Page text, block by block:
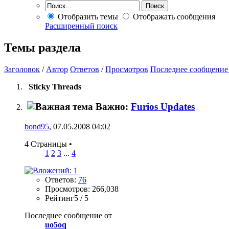
Отобразить темы
Отображать сообщения
Расширенный поиск
Темы раздела
Заголовок / Автор Ответов /Просмотров Последнее сообщение
Sticky Threads
Важно: Furios Updates
bond95, 07.05.2008 04:02
4 Страницы •
1 2 3 ... 4
Ответов: 76
Просмотров: 266,038
Рейтинг5 / 5
Последнее сообщение от
uo5oq